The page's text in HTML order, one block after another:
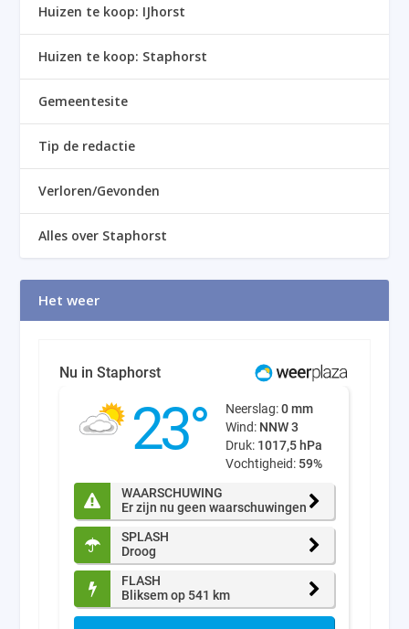
Huizen te koop: IJhorst
Huizen te koop: Staphorst
Gemeentesite
Tip de redactie
Verloren/Gevonden
Alles over Staphorst
Het weer